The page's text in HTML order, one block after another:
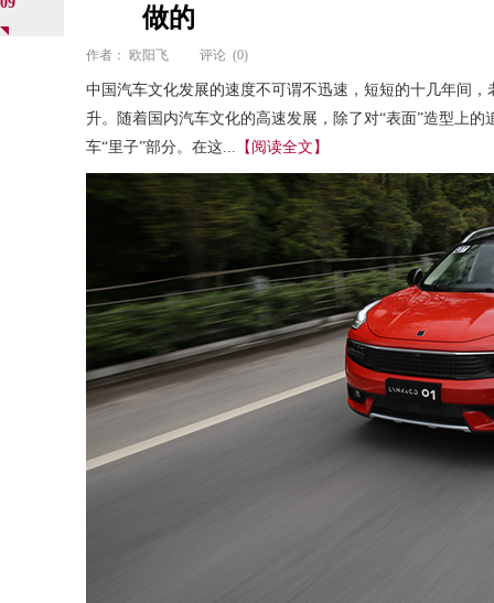
做的
作者： 欧阳飞 评论 (0)
中国汽车文化发展的速度不可谓不迅速，短短的十几年间
升。随着国内汽车文化的高速发展，除了对“表面”造型上
车“里子”部分。在这... 【阅读全文】